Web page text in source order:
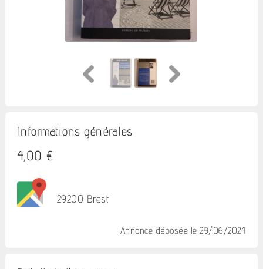
Informations générales
4,00 €
29200 Brest
Annonce déposée le 29/06/2024